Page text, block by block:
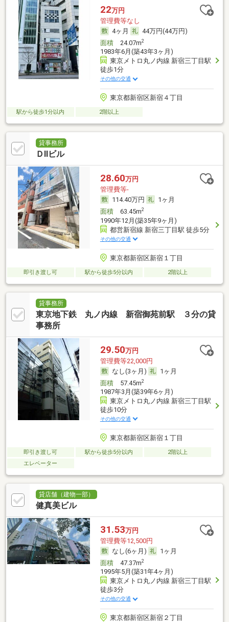
22万円
管理費等なし
4ヶ月
44万円(44万円)
面積24.07m2
1983年6月(築43年3ヶ月)
東京メトロ丸ノ内線 新宿三丁目駅
徒歩1分
その他の交通
東京都新宿区新宿４丁目
駅から徒歩1分以内 2階以上
貸事務所
ＤⅡビル
28.60万円
管理費等-
114.40万円
1ヶ月
面積63.45m2
1990年12月(築35年9ヶ月)
都営新宿線 新宿三丁目駅 徒歩5分
その他の交通
東京都新宿区新宿１丁目
即引き渡し可 駅から徒歩5分以内 2階以上
貸事務所
東京地下鉄 丸ノ内線 新宿御苑前駅 ３分の貸
事務所
29.50万円
管理費等22,000円
なし(3ヶ月)
1ヶ月
面積57.45m2
1987年3月(築39年6ヶ月)
東京メトロ丸ノ内線 新宿三丁目駅
徒歩10分
その他の交通
東京都新宿区新宿１丁目
即引き渡し可 駅から徒歩5分以内
2階以上
エレベーター
貸店舗（建物一部）
健真美ビル
31.53万円
管理費等12,500円
なし(6ヶ月)
1ヶ月
面積47.37m2
1995年5月(築31年4ヶ月)
東京メトロ丸ノ内線 新宿三丁目駅
徒歩3分
その他の交通
東京都新宿区新宿２丁目